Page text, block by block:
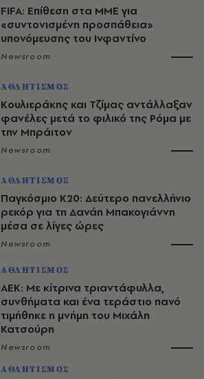
FIFA: Επίθεση στα ΜΜΕ για
«συντονισμένη προσπάθεια»
υπονόμευσης του Ινφαντίνο
Newsroom
ΑΘΛΗΤΙΣΜΟΣ
Κουλιεράκης και Τζίμας αντάλλαξαν
φανέλες μετά το φιλικό της Ρόμα με
την Μπράιτον
Newsroom
ΑΘΛΗΤΙΣΜΟΣ
Παγκόσμιο Κ20: Δεύτερο πανελλήνιο
ρεκόρ για τη Δανάη Μπακογιάννη
μέσα σε λίγες ώρες
Newsroom
ΑΘΛΗΤΙΣΜΟΣ
ΑΕΚ: Με κίτρινα τριαντάφυλλα,
συνθήματα και ένα τεράστιο πανό
τιμήθηκε η μνήμη του Μιχάλη
Κατσούρη
Newsroom
ΑΘΛΗΤΙΣΜΟΣ